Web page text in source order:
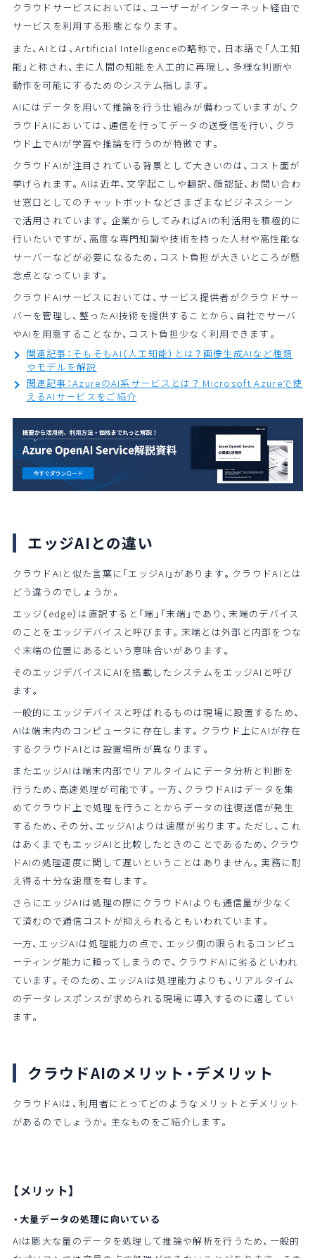
クラウドサービスにおいては、ユーザーがインターネット経由で
サービスを利用する形態となります。
また、AIとは、Artificial Intelligenceの略称で、日本語で「人工知
能」と称され、主に人間の知能を人工的に再現し、多様な判断や
動作を可能にするためのシステム指します。
AIにはデータを用いて推論を行う仕組みが備わっていますが、ク
ラウドAIにおいては、通信を行ってデータの送受信を行い、クラ
ウド上でAIが学習や推論を行うのが特徴です。
クラウドAIが注目されている背景として大きいのは、コスト面が
挙げられます。AIは近年、文字起こしや翻訳、顔認証、お問い合わ
せ窓口としてのチャットボットなどさまざまなビジネスシーン
で活用されています。企業からしてみればAIの利活用を積極的に
行いたいですが、高度な専門知識や技術を持った人材や高性能な
サーバーなどが必要になるため、コスト負担が大きいところが懸
念点となっています。
クラウドAIサービスにおいては、サービス提供者がクラウドサー
バーを管理し、整ったAI技術を提供することから、自社でサーバ
やAIを用意することなか、コスト負担少なく利用できます。
関連記事：そもそもAI（人工知能）とは？画像生成AIなど種類
やモデルを解説
関連記事：AzureのAI系サービスとは？ Microsoft Azureで使
えるAIサービスをご紹介
エッジAIとの違い
クラウドAIと似た言葉に「エッジAI」があります。クラウドAIとは
どう違うのでしょうか。
エッジ（edge）は直訳すると「端」「末端」であり、末端のデバイス
のことをエッジデバイスと呼びます。末端とは外部と内部をつな
ぐ末端の位置にあるという意味合いがあります。
そのエッジデバイスにAIを搭載したシステムをエッジAIと呼び
ます。
一般的にエッジデバイスと呼ばれるものは現場に設置するため、
AIは端末内のコンピュータに存在します。クラウド上にAIが存在
するクラウドAIとは設置場所が異なります。
またエッジAIは端末内部でリアルタイムにデータ分析と判断を
行うため、高速処理が可能です。一方、クラウドAIはデータを集
めてクラウド上で処理を行うことからデータの往復送信が発生
するため、その分、エッジAIよりは速度が劣ります。ただし、これ
はあくまでもエッジAIと比較したときのことであるため、クラウ
ドAIの処理速度に関して遅いということはありません。実務に耐
え得る十分な速度を有します。
さらにエッジAIは処理の際にクラウドAIよりも通信量が少なく
て済むので通信コストが抑えられるともいわれています。
一方、エッジAIは処理能力の点で、エッジ側の限られるコンピュ
ーティング能力に頼ってしまうので、クラウドAIに劣るといわれ
ています。そのため、エッジAIは処理能力よりも、リアルタイム
のデータレスポンスが求められる現場に導入するのに適してい
ます。
クラウドAIのメリット・デメリット
クラウドAIは、利用者にとってどのようなメリットとデメリット
があるのでしょうか。主なものをご紹介します。
【メリット】
・大量データの処理に向いている
AIは膨大な量のデータを処理して推論や解析を行うため、一般的